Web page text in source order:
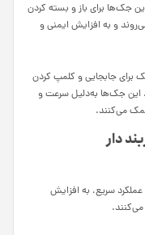
جک‌ها برای باز و بسته کردن
و به افزایش ایمنی و
برای جابجایی و کلمپ کردن
این جک‌ها به‌دلیل سرعت و
کمک می‌کنند.
دار
سریع، به افزایش